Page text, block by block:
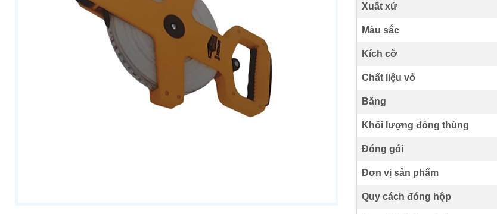
Xuất xứ
Màu sắc
Kích cỡ
Chất liệu vỏ
Băng
Khối lượng đóng thùng
Đóng gói
Đơn vị sản phẩm
Quy cách đóng hộp